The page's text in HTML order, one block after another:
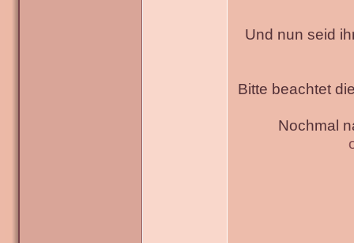
Und nun seid
Bitte beachtet
Nochmal